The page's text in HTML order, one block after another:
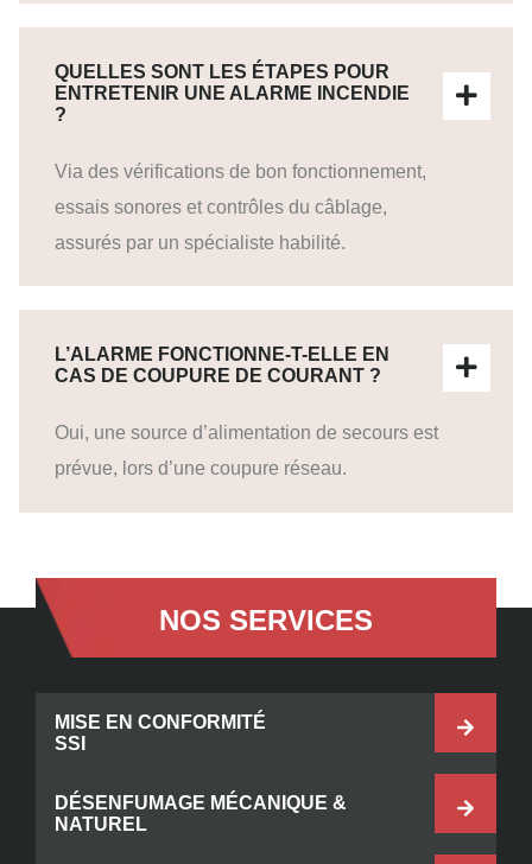
QUELLES SONT LES ÉTAPES POUR
ENTRETENIR UNE ALARME INCENDIE
?
Via des vérifications de bon fonctionnement,
essais sonores et contrôles du câblage,
assurés par un spécialiste habilité.
L’ALARME FONCTIONNE-T-ELLE EN
CAS DE COUPURE DE COURANT ?
Oui, une source d’alimentation de secours est
prévue, lors d’une coupure réseau.
NOS SERVICES
MISE EN CONFORMITÉ
SSI
DÉSENFUMAGE MÉCANIQUE &
NATUREL